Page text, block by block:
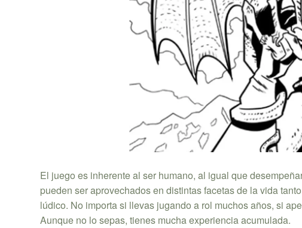
El juego es inherente al ser humano, al igual que
pueden ser aprovechados en distintas facetas de la vida
lúdico. No importa si llevas jugando a rol muchos años, si
Aunque no lo sepas, tienes mucha experiencia acumulada.